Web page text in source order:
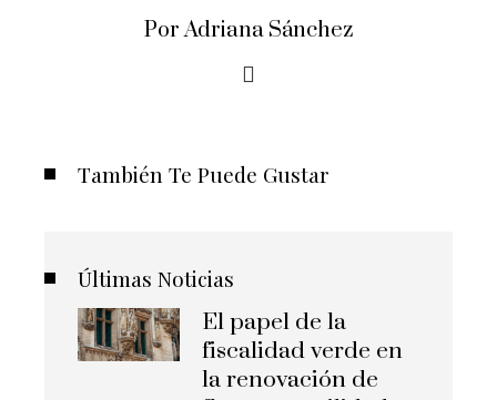
Por Adriana Sánchez
También Te Puede Gustar
Últimas Noticias
El papel de la
fiscalidad verde en
la renovación de